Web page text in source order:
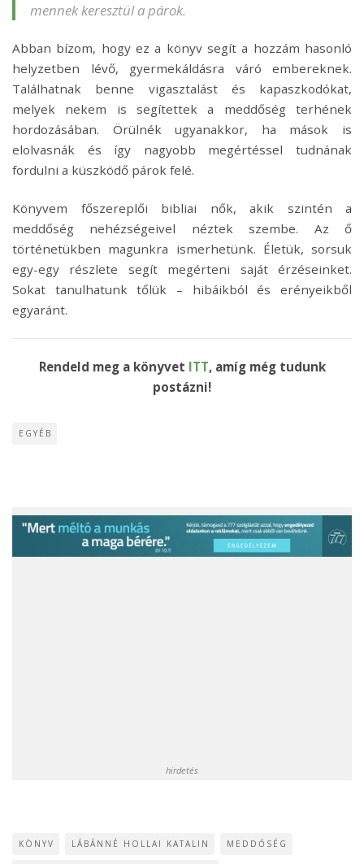
mennek keresztül a párok.
Abban bízom, hogy ez a könyv segít a hozzám hasonló
helyzetben lévő, gyermekáldásra váró embereknek.
Találhatnak benne vigasztalást és kapaszkodókat,
melyek nekem is segítettek a meddőség terhének
hordozásában. Örülnék ugyanakkor, ha mások is
elolvasnák és így nagyobb megértéssel tudnának
fordulni a küszködő párok felé.
Könyvem főszereplői bibliai nők, akik szintén a
meddőség nehézségeivel néztek szembe. Az ő
történetükben magunkra ismerhetünk. Életük, sorsuk
egy-egy részlete segít megérteni saját érzéseinket.
Sokat tanulhatunk tőlük – hibáikból és erényeikből
egyaránt.
Rendeld meg a könyvet ITT, amíg még tudunk
postázni!
EGYÉB
hirdetés
KÖNYV LÁBÁNNÉ HOLLAI KATALIN MEDDŐSÉG